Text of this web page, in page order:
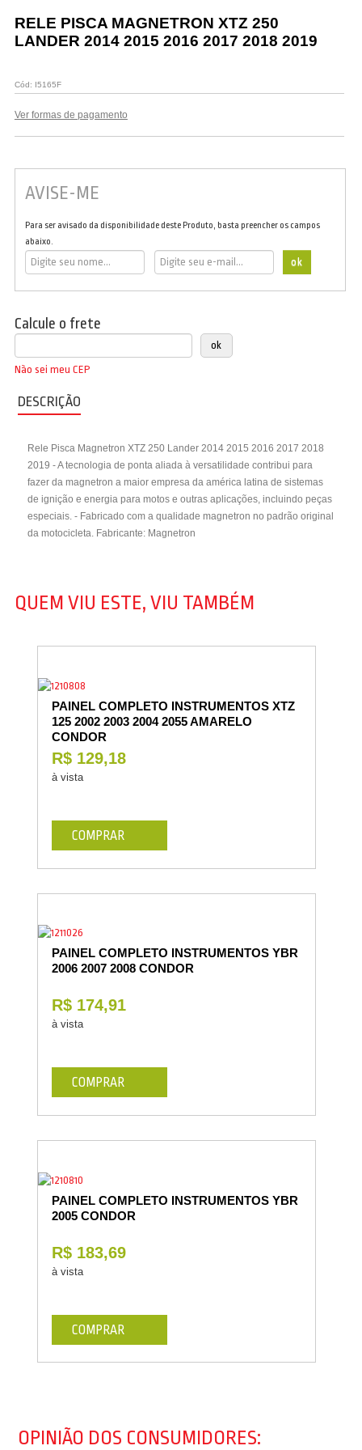
Promoções
RELE PISCA MAGNETRON XTZ 250
LANDER 2014 2015 2016 2017 2018 2019
Cód: I5165F
Ver formas de pagamento
AVISE-ME
Para ser avisado da disponibilidade deste Produto, basta preencher os campos
abaixo.
Calcule o frete
Não sei meu CEP
DESCRIÇÃO
Rele Pisca Magnetron XTZ 250 Lander 2014 2015 2016 2017 2018
2019 - A tecnologia de ponta aliada à versatilidade contribui para
fazer da magnetron a maior empresa da américa latina de sistemas
de ignição e energia para motos e outras aplicações, incluindo peças
especiais. - Fabricado com a qualidade magnetron no padrão original
da motocicleta. Fabricante: Magnetron
QUEM VIU ESTE, VIU TAMBÉM
PAINEL COMPLETO INSTRUMENTOS XTZ
125 2002 2003 2004 2055 AMARELO
CONDOR
R$ 129,18
à vista
COMPRAR
PAINEL COMPLETO INSTRUMENTOS YBR
2006 2007 2008 CONDOR
R$ 174,91
à vista
COMPRAR
PAINEL COMPLETO INSTRUMENTOS YBR
2005 CONDOR
R$ 183,69
à vista
COMPRAR
OPINIÃO DOS CONSUMIDORES: